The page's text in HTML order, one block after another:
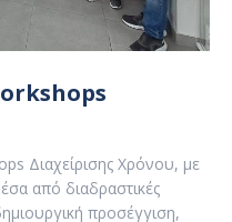
Διαχείρισης Χρόνου, με
από διαδραστικές
προσέγγιση,